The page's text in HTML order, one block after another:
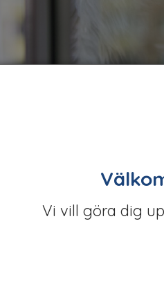
Vi vill göra dig